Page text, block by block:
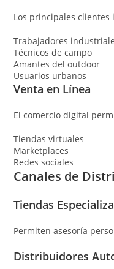
Los principales clientes
Trabajadores
Técnicos de campo
Amantes del outdoor
Usuarios urbanos
Venta en Línea
El comercio digital
Tiendas virtuales
Marketplaces
Redes sociales
Canales de
Tiendas
Permiten asesoría
Distribuidores